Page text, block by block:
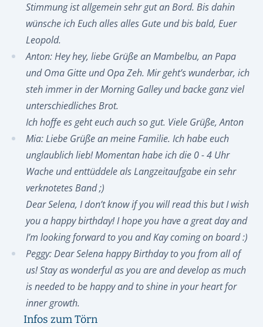
Stimmung ist allgemein sehr gut an Bord. Bis dahin
wünsche ich Euch alles alles Gute und bis bald, Euer
Leopold.
Anton: Hey hey, liebe Grüße an Mambelbu, an Papa
und Oma Gitte und Opa Zeh. Mir geht’s wunderbar, ich
steh immer in der Morning Galley und backe ganz viel
unterschiedliches Brot.
Ich hoffe es geht euch auch so gut. Viele Grüße, Anton
Mia: Liebe Grüße an meine Familie. Ich habe euch
unglaublich lieb! Momentan habe ich die 0 - 4 Uhr
Wache und enttüddele als Langzeitaufgabe ein sehr
verknotetes Band ;)
Dear Selena, I don’t know if you will read this but I wish
you a happy birthday! I hope you have a great day and
I’m looking forward to you and Kay coming on board :)
Peggy: Dear Selena happy Birthday to you from all of
us! Stay as wonderful as you are and develop as much
is needed to be happy and to shine in your heart for
inner growth.
Infos zum Törn